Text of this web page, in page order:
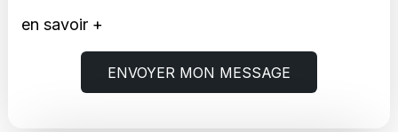
en savoir +
ENVOYER MON MESSAGE